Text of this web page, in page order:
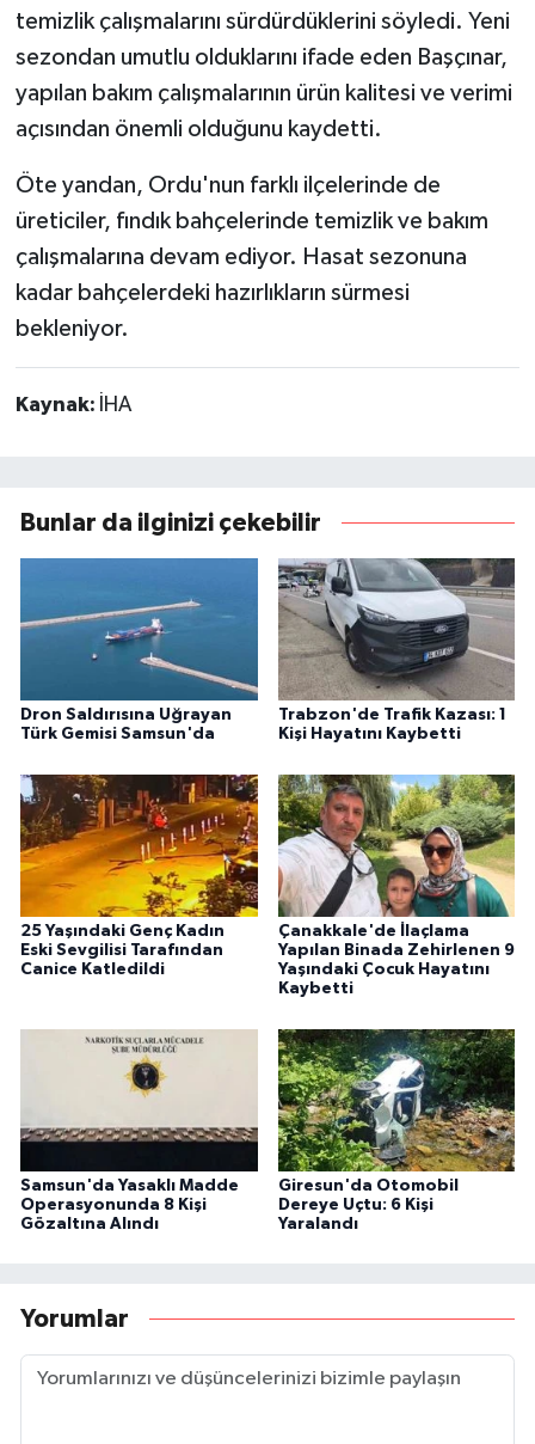
temizlik çalışmalarını sürdürdüklerini söyledi. Yeni
sezondan umutlu olduklarını ifade eden Başçınar,
yapılan bakım çalışmalarının ürün kalitesi ve verimi
açısından önemli olduğunu kaydetti.
Öte yandan, Ordu'nun farklı ilçelerinde de
üreticiler, fındık bahçelerinde temizlik ve bakım
çalışmalarına devam ediyor. Hasat sezonuna
kadar bahçelerdeki hazırlıkların sürmesi
bekleniyor.
Kaynak: İHA
Bunlar da ilginizi çekebilir
Dron Saldırısına Uğrayan
Türk Gemisi Samsun'da
Trabzon'de Trafik Kazası: 1
Kişi Hayatını Kaybetti
25 Yaşındaki Genç Kadın
Eski Sevgilisi Tarafından
Canice Katledildi
Çanakkale'de İlaçlama
Yapılan Binada Zehirlenen 9
Yaşındaki Çocuk Hayatını
Kaybetti
Samsun'da Yasaklı Madde
Operasyonunda 8 Kişi
Gözaltına Alındı
Giresun'da Otomobil
Dereye Uçtu: 6 Kişi
Yaralandı
Yorumlar